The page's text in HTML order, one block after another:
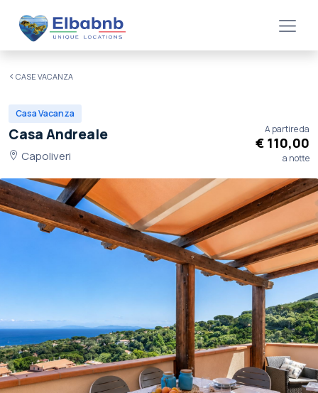
CASE VACANZA
Casa Vacanza
Casa Andreale
Capoliveri
A partire da
€ 110,00
a notte